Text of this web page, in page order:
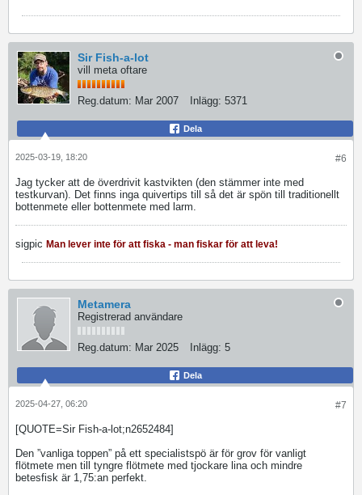
Sir Fish-a-lot
vill meta oftare
Reg.datum: Mar 2007 Inlägg: 5371
Dela
#6
2025-03-19, 18:20
Jag tycker att de överdrivit kastvikten (den stämmer inte med
testkurvan). Det finns inga quivertips till så det är spön till traditionellt
bottenmete eller bottenmete med larm.
sigpic Man lever inte för att fiska - man fiskar för att leva!
Metamera
Registrerad användare
Reg.datum: Mar 2025 Inlägg: 5
Dela
#7
2025-04-27, 06:20
[QUOTE=Sir Fish-a-lot;n2652484]
Den ”vanliga toppen” på ett specialistspö är för grov för vanligt
flötmete men till tyngre flötmete med tjockare lina och mindre
betesfisk är 1,75:an perfekt.